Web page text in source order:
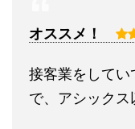
オススメ！
接客業をしてい
で、アシックス